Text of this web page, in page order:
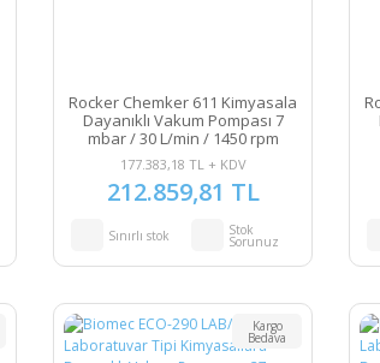
Rocker Chemker 611 Kimyasala
Dayanıklı Vakum Pompası 7
mbar / 30 L/min / 1450 rpm
177.383,18 TL + KDV
212.859,81 TL
Sınırlı stok Stok
Sorunuz
Kargo
Bedava